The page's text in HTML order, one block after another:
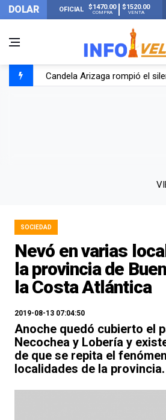
DOLAR OFICIAL $1470.00
COMPRA
$1520.00
VENTA
Candela Arizaga rompió el
SOCIEDAD
Nevó en varias
la provincia de
la Costa Atlántica
2019-08-13 07:04:50
Anoche quedó cubierto el
Necochea y Lobería y
de que se repita el
localidades de la provincia.